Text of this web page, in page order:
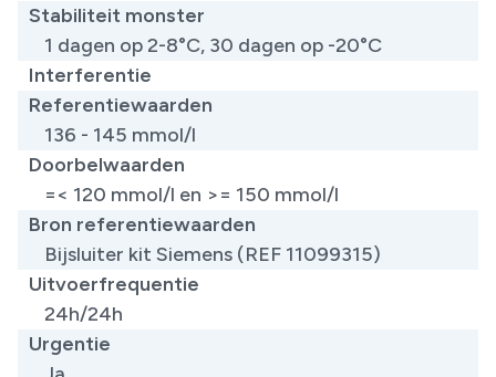
Stabiliteit monster
1 dagen op 2-8°C, 30 dagen op -20°C
Interferentie
Referentiewaarden
136 - 145 mmol/l
Doorbelwaarden
=< 120 mmol/l en >= 150 mmol/l
Bron referentiewaarden
Bijsluiter kit Siemens (REF 11099315)
Uitvoerfrequentie
24h/24h
Urgentie